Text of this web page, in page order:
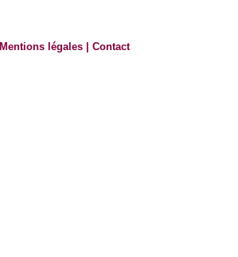
Mentions légales |Contact